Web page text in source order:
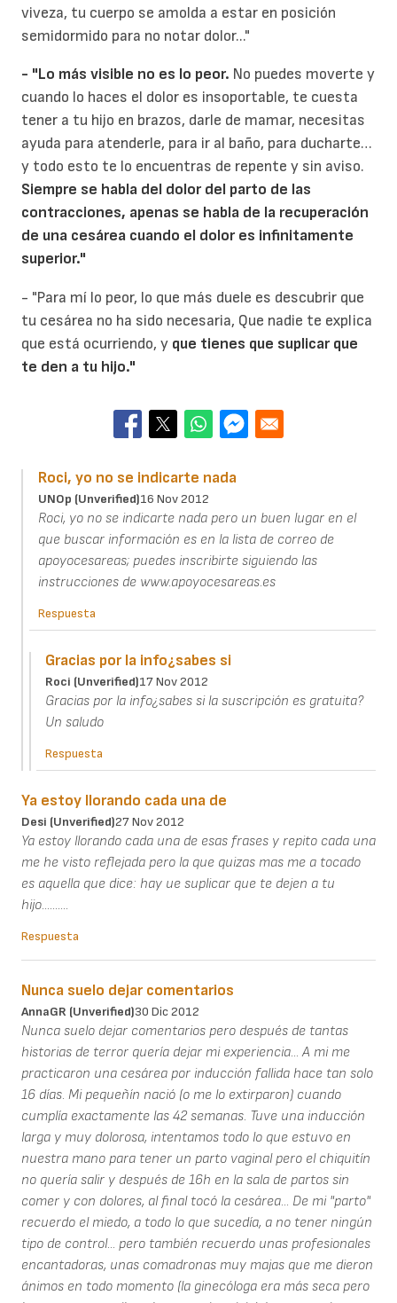
viveza, tu cuerpo se amolda a estar en posición
semidormido para no notar dolor..."
- "Lo más visible no es lo peor. No puedes moverte y
cuando lo haces el dolor es insoportable, te cuesta
tener a tu hijo en brazos, darle de mamar, necesitas
ayuda para atenderle, para ir al baño, para ducharte…
y todo esto te lo encuentras de repente y sin aviso.
Siempre se habla del dolor del parto de las
contracciones, apenas se habla de la recuperación
de una cesárea cuando el dolor es infinitamente
superior."
- "Para mí lo peor, lo que más duele es descubrir que
tu cesárea no ha sido necesaria, Que nadie te explica
que está ocurriendo, y que tienes que suplicar que
te den a tu hijo."
Roci, yo no se indicarte nada
UNOp (unverified)16 Nov 2012
Roci, yo no se indicarte nada pero un buen lugar en el
que buscar información es en la lista de correo de
apoyocesareas; puedes inscribirte siguiendo las
instrucciones de www.apoyocesareas.es
Respuesta
Gracias por la info¿sabes si
Roci (unverified)17 Nov 2012
Gracias por la info¿sabes si la suscripción es gratuita?
Un saludo
Respuesta
Ya estoy llorando cada una de
Desi (unverified)27 Nov 2012
Ya estoy llorando cada una de esas frases y repito cada una
me he visto reflejada pero la que quizas mas me a tocado
es aquella que dice: hay ue suplicar que te dejen a tu
hijo..........
Respuesta
Nunca suelo dejar comentarios
AnnaGR (unverified)30 Dic 2012
Nunca suelo dejar comentarios pero después de tantas
historias de terror quería dejar mi experiencia... A mi me
practicaron una cesárea por inducción fallida hace tan solo
16 días. Mi pequeñín nació (o me lo extirparon) cuando
cumplía exactamente las 42 semanas. Tuve una inducción
larga y muy dolorosa, intentamos todo lo que estuvo en
nuestra mano para tener un parto vaginal pero el chiquitín
no quería salir y después de 16h en la sala de partos sin
comer y con dolores, al final tocó la cesárea... De mi "parto"
recuerdo el miedo, a todo lo que sucedía, a no tener ningún
tipo de control... pero también recuerdo unas profesionales
encantadoras, unas comadronas muy majas que me dieron
ánimos en todo momento (la ginecóloga era más seca pero